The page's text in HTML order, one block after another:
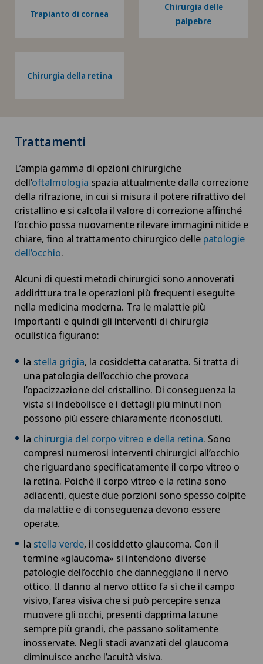
Trapianto di cornea
Chirurgia delle
palpebre
Chirurgia della retina
Trattamenti
L’ampia gamma di opzioni chirurgiche
dell’oftalmologia spazia attualmente dalla correzione
della rifrazione, in cui si misura il potere rifrattivo del
cristallino e si calcola il valore di correzione affinché
l’occhio possa nuovamente rilevare immagini nitide e
chiare, fino al trattamento chirurgico delle patologie
dell’occhio.
Alcuni di questi metodi chirurgici sono annoverati
addirittura tra le operazioni più frequenti eseguite
nella medicina moderna. Tra le malattie più
importanti e quindi gli interventi di chirurgia
oculistica figurano:
la stella grigia, la cosiddetta cataratta. Si tratta di
una patologia dell’occhio che provoca
l’opacizzazione del cristallino. Di conseguenza la
vista si indebolisce e i dettagli più minuti non
possono più essere chiaramente riconosciuti.
la chirurgia del corpo vitreo e della retina. Sono
compresi numerosi interventi chirurgici all’occhio
che riguardano specificatamente il corpo vitreo o
la retina. Poiché il corpo vitreo e la retina sono
adiacenti, queste due porzioni sono spesso colpite
da malattie e di conseguenza devono essere
operate.
la stella verde, il cosiddetto glaucoma. Con il
termine «glaucoma» si intendono diverse
patologie dell’occhio che danneggiano il nervo
ottico. Il danno al nervo ottico fa sì che il campo
visivo, l’area visiva che si può percepire senza
muovere gli occhi, presenti dapprima lacune
sempre più grandi, che passano solitamente
inosservate. Negli stadi avanzati del glaucoma
diminuisce anche l’acuità visiva.